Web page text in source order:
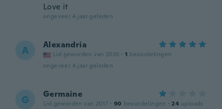
Love it
ongeveer 4 jaar geleden
A Alexandria
Lid geworden van 2020 · 1 beoordelingen
ongeveer 4 jaar geleden
G Germaine
Lid geworden van 2017 · 90 beoordelingen · 24 uploads